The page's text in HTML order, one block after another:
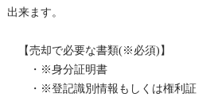
出来ます。
【売却で必要な書類(※必須)】
・※身分証明書
・※登記識別情報もしくは権利証